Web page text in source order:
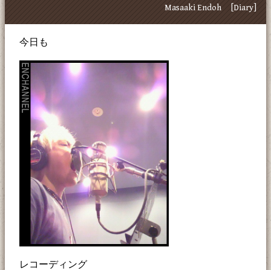
Masaaki Endoh [Diary]
今日も
レコーディング